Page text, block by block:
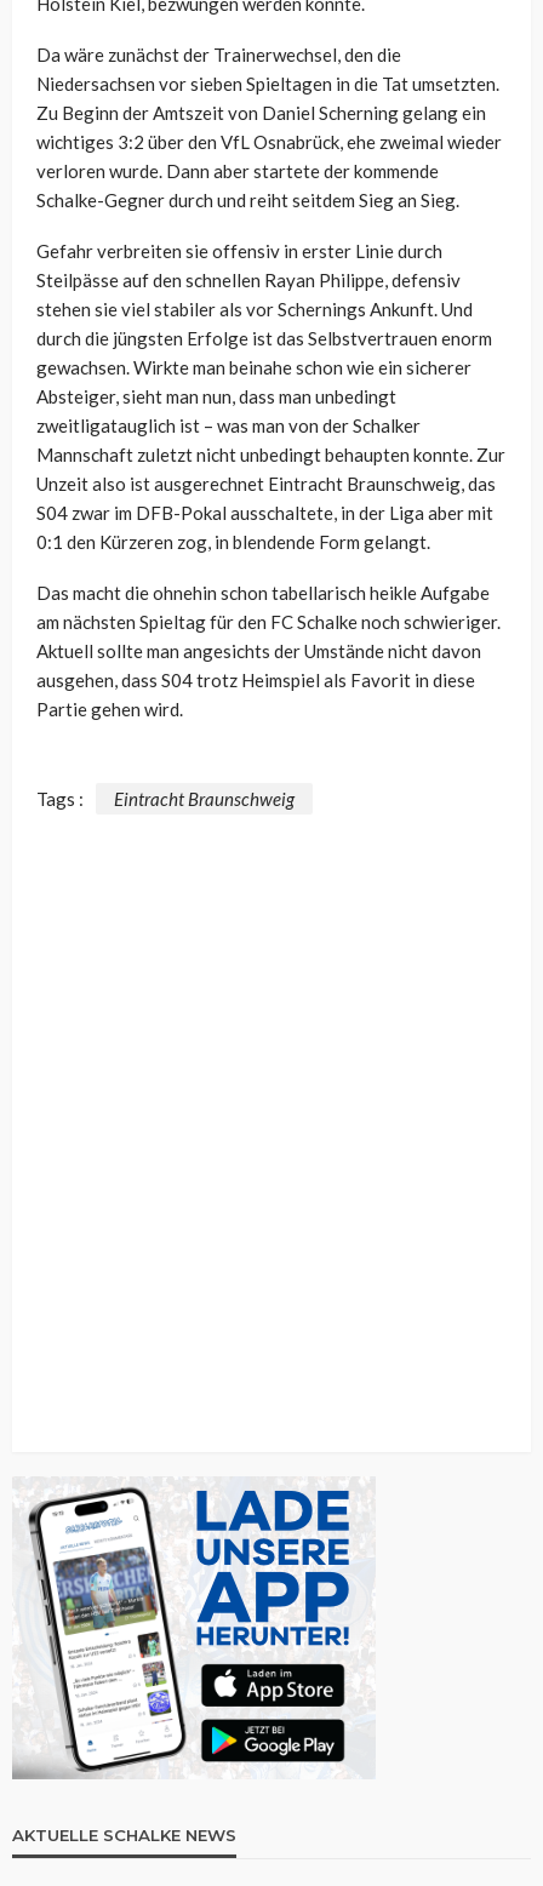
Da wäre zunächst der Trainerwechsel, den die
Niedersachsen vor sieben Spieltagen in die Tat umsetzten.
Zu Beginn der Amtszeit von Daniel Scherning gelang ein
wichtiges 3:2 über den VfL Osnabrück, ehe zweimal wieder
verloren wurde. Dann aber startete der kommende
Schalke-Gegner durch und reiht seitdem Sieg an Sieg.
Gefahr verbreiten sie offensiv in erster Linie durch
Steilpässe auf den schnellen Rayan Philippe, defensiv
stehen sie viel stabiler als vor Schernings Ankunft. Und
durch die jüngsten Erfolge ist das Selbstvertrauen enorm
gewachsen. Wirkte man beinahe schon wie ein sicherer
Absteiger, sieht man nun, dass man unbedingt
zweitligatauglich ist – was man von der Schalker
Mannschaft zuletzt nicht unbedingt behaupten konnte. Zur
Unzeit also ist ausgerechnet Eintracht Braunschweig, das
S04 zwar im DFB-Pokal ausschaltete, in der Liga aber mit
0:1 den Kürzeren zog, in blendende Form gelangt.
Das macht die ohnehin schon tabellarisch heikle Aufgabe
am nächsten Spieltag für den FC Schalke noch schwieriger.
Aktuell sollte man angesichts der Umstände nicht davon
ausgehen, dass S04 trotz Heimspiel als Favorit in diese
Partie gehen wird.
Tags : Eintracht Braunschweig
AKTUELLE SCHALKE NEWS